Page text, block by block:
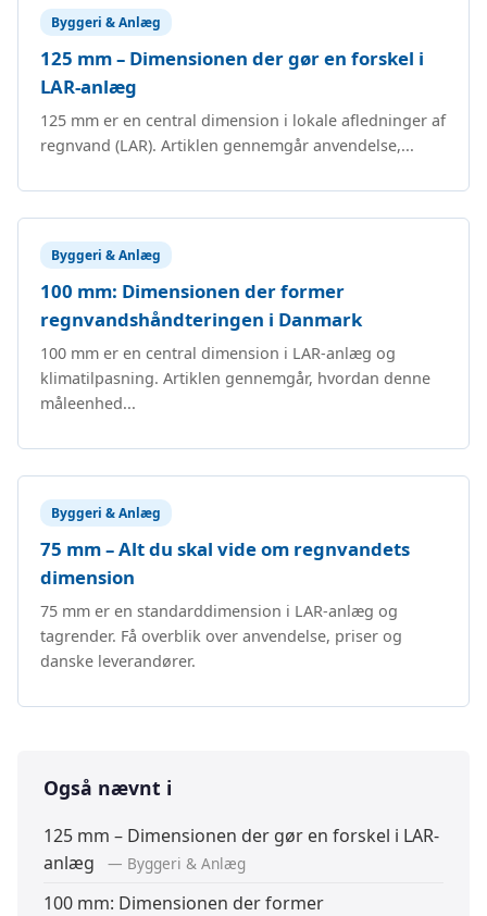
Byggeri & Anlæg
125 mm – Dimensionen der gør en forskel i
LAR-anlæg
125 mm er en central dimension i lokale afledninger af
regnvand (LAR). Artiklen gennemgår anvendelse,...
Byggeri & Anlæg
100 mm: Dimensionen der former
regnvandshåndteringen i Danmark
100 mm er en central dimension i LAR-anlæg og
klimatilpasning. Artiklen gennemgår, hvordan denne
måleenhed...
Byggeri & Anlæg
75 mm – Alt du skal vide om regnvandets
dimension
75 mm er en standarddimension i LAR-anlæg og
tagrender. Få overblik over anvendelse, priser og
danske leverandører.
Også nævnt i
125 mm – Dimensionen der gør en forskel i LAR-
anlæg
— Byggeri & Anlæg
100 mm: Dimensionen der former